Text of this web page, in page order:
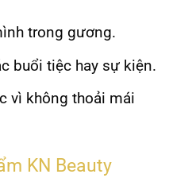
trong gương.
buổi tiệc hay sự kiện.
vì không thoải mái
KN Beauty